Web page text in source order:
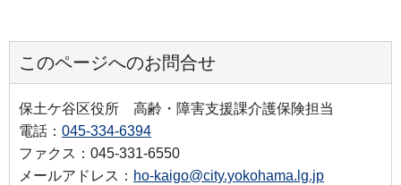
このページへのお問合せ
保土ケ谷区役所 高齢・障害支援課介護保険担当
電話： 045-334-6394
ファクス：045-331-6550
メールアドレス： ho-kaigo@city.yokohama.lg.jp